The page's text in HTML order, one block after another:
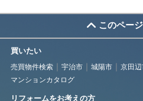
このペー
買いたい
売買物件検索 宇治市 城陽市 京田
マンションカタログ
リフォームをお考えの方